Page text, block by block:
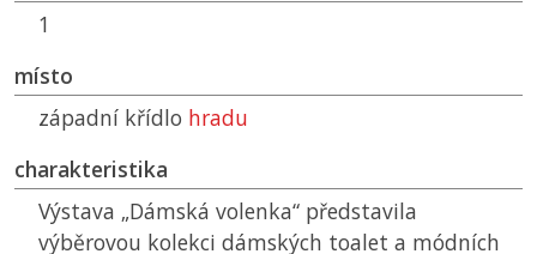
1
místo
západní křídlo hradu
charakteristika
Výstava „Dámská volenka“ představila
výběrovou kolekci dámských toalet a módních